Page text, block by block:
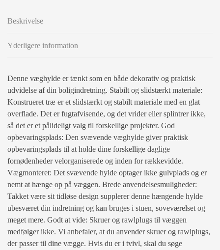
Beskrivelse
Yderligere information
Denne væghylde er tænkt som en både dekorativ og praktisk
udvidelse af din boligindretning. Stabilt og slidstærkt materiale:
Konstrueret træ er et slidstærkt og stabilt materiale med en glat
overflade. Det er fugtafvisende, og det vrider eller splintrer ikke,
så det er et pålideligt valg til forskellige projekter. God
opbevaringsplads: Den svævende væghylde giver praktisk
opbevaringsplads til at holde dine forskellige daglige
fornødenheder velorganiserede og inden for rækkevidde.
Vægmonteret: Det svævende hylde optager ikke gulvplads og er
nemt at hænge op på væggen. Brede anvendelsesmuligheder:
Takket være sit tidløse design supplerer denne hængende hylde
ubesværet din indretning og kan bruges i stuen, soveværelset og
meget mere. Godt at vide: Skruer og rawlplugs til væggen
medfølger ikke. Vi anbefaler, at du anvender skruer og rawlplugs,
der passer til dine vægge. Hvis du er i tvivl, skal du søge